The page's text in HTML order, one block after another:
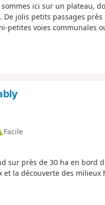
ici sur un plateau,
jolis petits passages
petites voies communales
Facile
sur près de 30 ha en
et la découverte des